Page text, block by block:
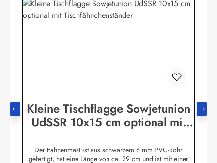
Kleine Tischflagge Sowjetunion
UdSSR 10x15 cm optional mit
Der Fahnenmast ist aus schwarzem 6 mm PVC-Rohr
gefertigt, hat eine Länge von ca. 29 cm und ist mit einer